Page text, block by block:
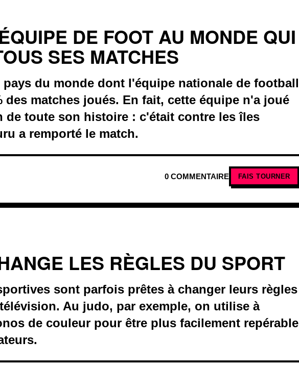
DE FOOT AU MONDE QUI
SES MATCHES
pays du monde dont l'équipe nationale de football
des matches joués. En fait, cette équipe n'a joué
de toute son histoire : c'était contre les îles
a remporté le match.
0 COMMENTAIRE FAIS TOURNER
LES RÈGLES DU SPORT
sont parfois prêtes à changer leurs règles
Au judo, par exemple, on utilise à
de couleur pour être plus facilement repérable